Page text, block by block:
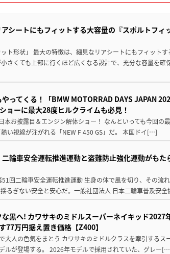
シートにもフィットする大容量の『スポルトフィ
ト形状」 最大の特徴は、細見なリアシートにもフィットす
さくても上部に行くほど広くなる設計で、充分な容量を確
ってくる！「BMW MOTORRAD DAYS JAPAN
ョーに最大28度ヒルクライムも必見！
本お披露目＆エンジン解体ショー！ なんといっても今回の
い視線が注がれる「NEW F 450 GS」だ。 本国ドイ[…]
輪車安全運転推進運動と盗難防止強化運動がもた
回二輪車安全運転推進運動 生身の体で風を切り、その流
るぎない安全と安心だ。一般社団法人 日本二輪車普及安
黒へ! カワサキのミドルスーパーネイキッド2027
77万円据え置き価格【Z400】
大人の色気をまとう カワサキのミドルクラスを牽引するス
ルが登場する。 2026年モデルで採用されていた、グレー